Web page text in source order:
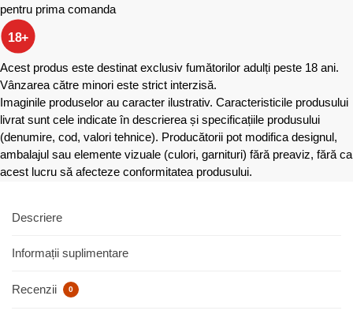
pentru prima comanda
18+
Acest produs este destinat exclusiv fumătorilor adulți peste 18 ani.
Vânzarea către minori este strict interzisă.
Imaginile produselor au caracter ilustrativ. Caracteristicile produsului
livrat sunt cele indicate în descrierea și specificațiile produsului
(denumire, cod, valori tehnice). Producătorii pot modifica designul,
ambalajul sau elemente vizuale (culori, garnituri) fără preaviz, fără ca
acest lucru să afecteze conformitatea produsului.
Descriere
Informații suplimentare
Recenzii 0